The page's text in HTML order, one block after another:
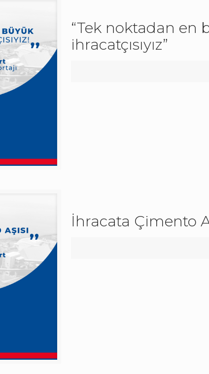
“Tek noktadan en
ihracatçısıyız”
İhracata Çimento